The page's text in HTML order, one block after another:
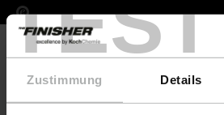
TEST
Zustimmung Details